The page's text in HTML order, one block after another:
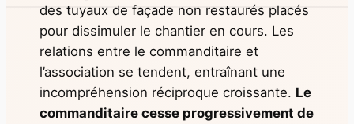
des tuyaux de façade non restaurés placés
pour dissimuler le chantier en cours. Les
relations entre le commanditaire et
l’association se tendent, entraînant une
incompréhension réciproque croissante. Le
commanditaire cesse progressivement de